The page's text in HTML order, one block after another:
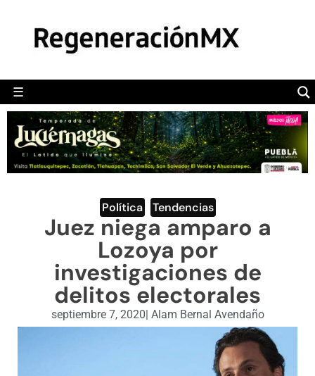
☰
POLÍTICA
CAMALEÓN
OPINIÓN
DEPORTES
ENGLISH SECTION
VIDEOS
Política Tendencias
Juez niega amparo a
Lozoya por
investigaciones de
delitos electorales
septiembre 7, 2020| Alam Bernal Avendaño